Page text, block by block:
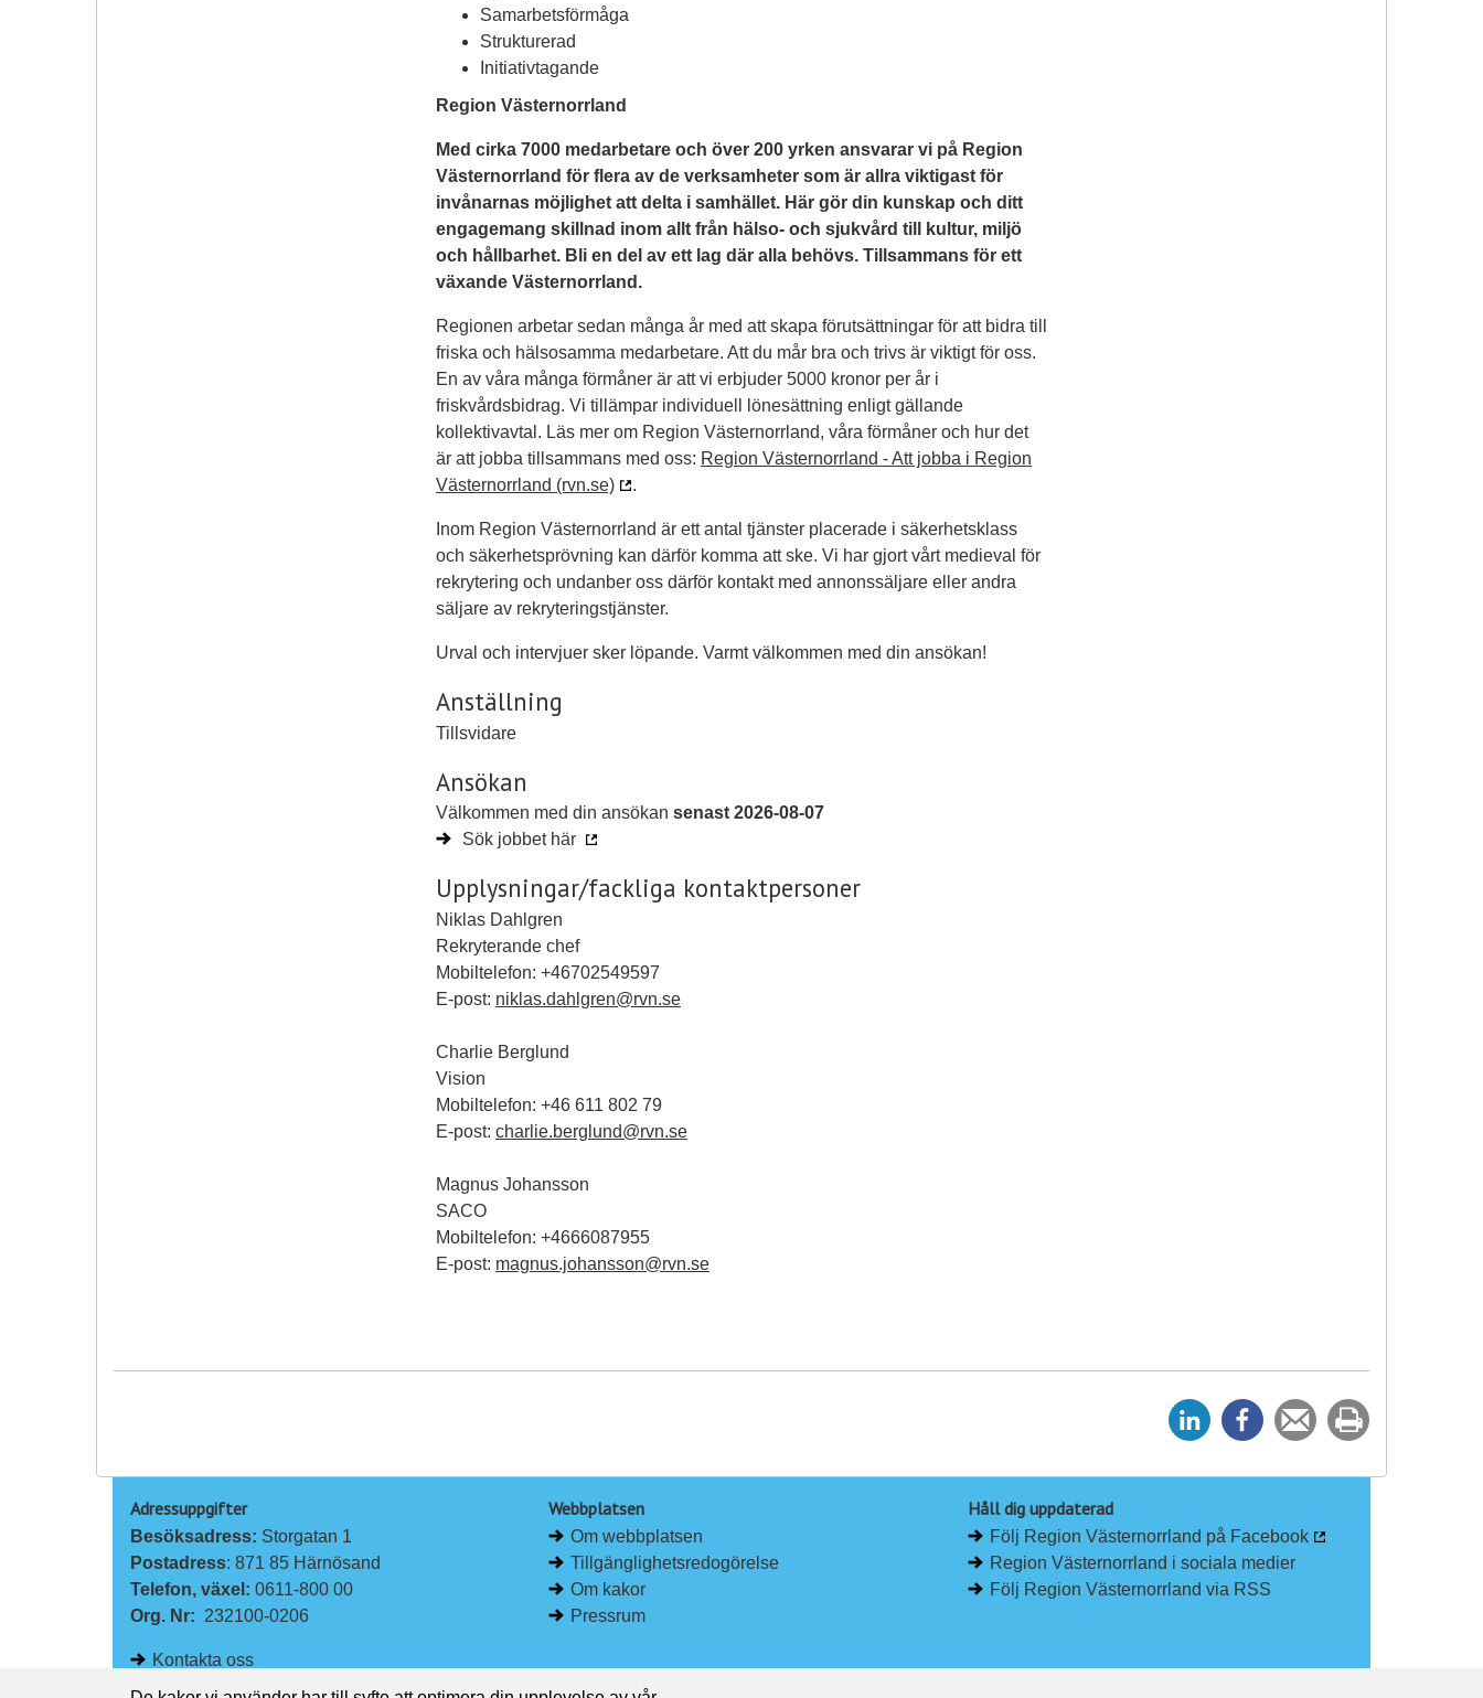
Samarbetsförmåga
Strukturerad
Initiativtagande
Region Västernorrland
Med cirka 7000 medarbetare och över 200 yrken ansvarar vi på Region
Västernorrland för flera av de verksamheter som är allra viktigast för
invånarnas möjlighet att delta i samhället. Här gör din kunskap och ditt
engagemang skillnad inom allt från hälso- och sjukvård till kultur, miljö
och hållbarhet. Bli en del av ett lag där alla behövs. Tillsammans för ett
växande Västernorrland.
Regionen arbetar sedan många år med att skapa förutsättningar för att bidra till
friska och hälsosamma medarbetare. Att du mår bra och trivs är viktigt för oss.
En av våra många förmåner är att vi erbjuder 5000 kronor per år i
friskvårdsbidrag. Vi tillämpar individuell lönesättning enligt gällande
kollektivavtal. Läs mer om Region Västernorrland, våra förmåner och hur det
är att jobba tillsammans med oss: Region Västernorrland - Att jobba i Region
Västernorrland (rvn.se)
.
Inom Region Västernorrland är ett antal tjänster placerade i säkerhetsklass
och säkerhetsprövning kan därför komma att ske. Vi har gjort vårt medieval för
rekrytering och undanber oss därför kontakt med annonssäljare eller andra
säljare av rekryteringstjänster.
Urval och intervjuer sker löpande. Varmt välkommen med din ansökan!
Anställning
Tillsvidare
Ansökan
Välkommen med din ansökan senast 2026-08-07
Sök jobbet här
Upplysningar/fackliga kontaktpersoner
Niklas Dahlgren
Rekryterande chef
Mobiltelefon: +46702549597
E-post: niklas.dahlgren@rvn.se
Charlie Berglund
Vision
Mobiltelefon: +46 611 802 79
E-post: charlie.berglund@rvn.se
Magnus Johansson
SACO
Mobiltelefon: +4666087955
E-post: magnus.johansson@rvn.se
e
p
å
L
k
e
p
å
F
e
Tipsa
en
ut
Adressuppgifter
Besöksadress: Storgatan 1
Postadress: 871 85 Härnösand
Telefon, växel: 0611-800 00
Org. Nr: 232100-0206
Kontakta oss
Webbplatsen
Om webbplatsen
Tillgänglighetsredogörelse
Om kakor
Pressrum
Håll dig uppdaterad
Följ Region Västernorrland på Facebook
Region Västernorrland i sociala medier
Följ Region Västernorrland via RSS